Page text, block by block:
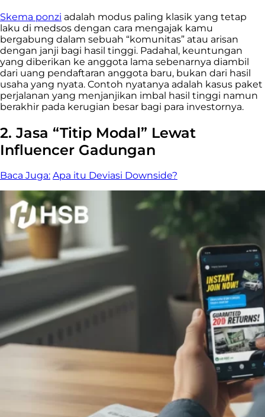
Skema ponzi adalah modus paling klasik yang tetap
laku di medsos dengan cara mengajak kamu
bergabung dalam sebuah “komunitas” atau arisan
dengan janji bagi hasil tinggi. Padahal, keuntungan
yang diberikan ke anggota lama sebenarnya diambil
dari uang pendaftaran anggota baru, bukan dari hasil
usaha yang nyata. Contoh nyatanya adalah kasus paket
perjalanan yang menjanjikan imbal hasil tinggi namun
berakhir pada kerugian besar bagi para investornya.
2. Jasa “Titip Modal” Lewat
Influencer Gadungan
Baca Juga: Apa itu Deviasi Downside?